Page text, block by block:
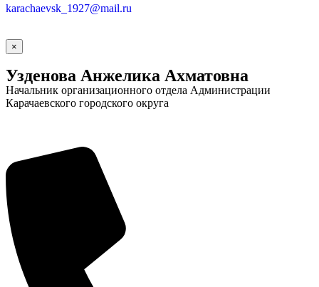
karachaevsk_1927@mail.ru
×
Узденова Анжелика Ахматовна
Начальник организационного отдела Администрации
Карачаевского городского округа